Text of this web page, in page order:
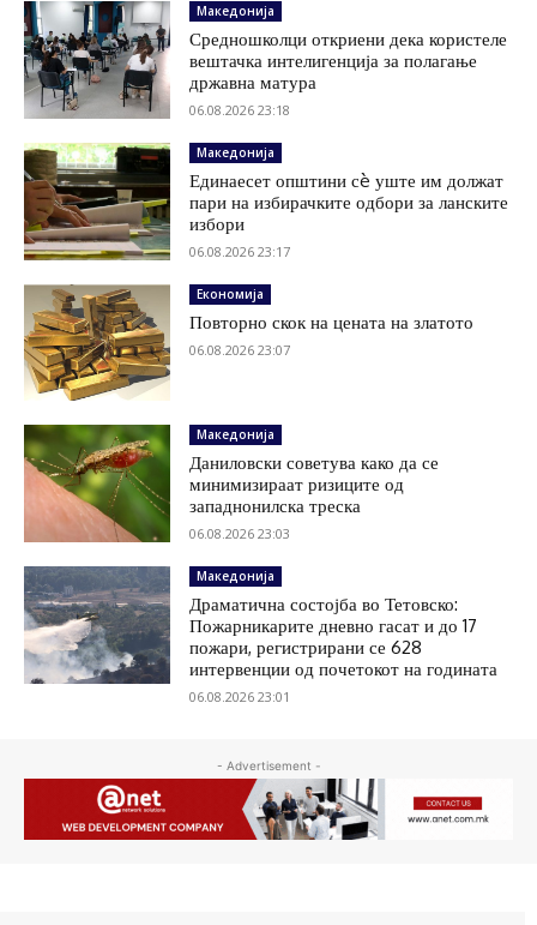
Македонија
Средношколци откриени дека користеле
вештачка интелигенција за полагање
државна матура
06.08.2026 23:18
Македонија
Единаесет општини сè уште им должат
пари на избирачките одбори за ланските
избори
06.08.2026 23:17
Економија
Повторно скок на цената на златото
06.08.2026 23:07
Македонија
Даниловски советува како да се
минимизираат ризиците од
западнонилска треска
06.08.2026 23:03
Македонија
Драматична состојба во Тетовско:
Пожарникарите дневно гасат и до 17
пожари, регистрирани се 628
интервенции од почетокот на годината
06.08.2026 23:01
- Advertisement -